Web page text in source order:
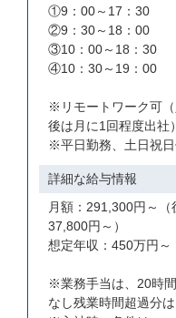
①9：00～17：30
②9：30～18：00
③10：00～18：30
④10：30～19：00
※リモートワーク可
後は月に1回程度出社）
※平日勤務、土日祝
詳細な給与情報
月額：291,300円～
37,800円～）
想定年収：450万円～
※業務手当は、20時
なし残業時間超過分